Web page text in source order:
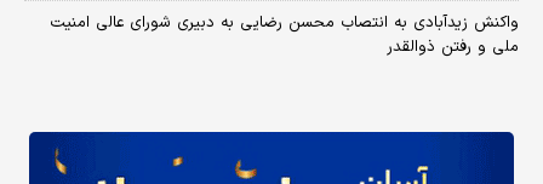
واکنش زیدآبادی به انتصاب محسن رضایی به دبیری شورای عالی امنیت
ملی و رفتن ذوالقدر